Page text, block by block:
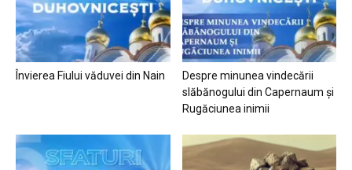
Învierea Fiului văduvei din Nain
Despre minunea vindecării
slăbănogului din Capernaum și
Rugăciunea inimii